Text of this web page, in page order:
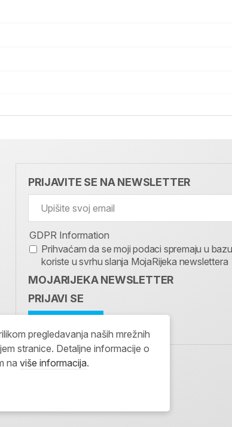
PRIJAVITE SE NA NEWSLETTER
GDPR Information
Prihvaćam da se moji podaci spremaju u
koriste u svrhu slanja MojaRijeka newslettera
MOJARIJEKA NEWSLETTER
PRIJAVI SE
pregledavanja naših mrežnih
stranice. Detaljne informacije o
na više informacija.